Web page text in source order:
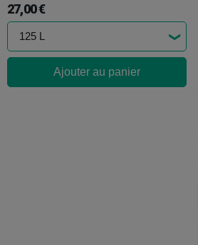
27,00 €
Ajouter au panier